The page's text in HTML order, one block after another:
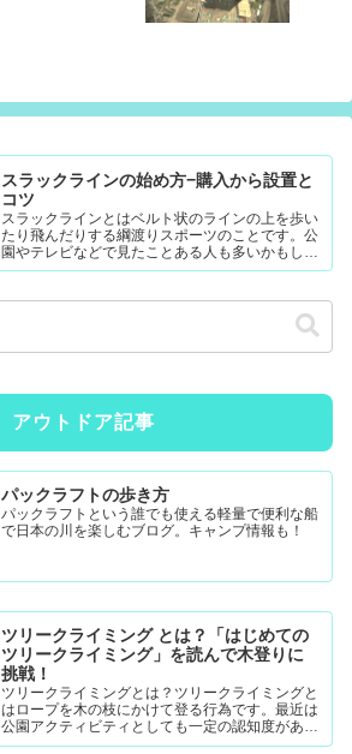
スラックラインの始め方−購入から設置と
コツ
スラックラインとはベルト状のラインの上を歩い
たり飛んだりする綱渡りスポーツのことです。公
園やテレビなどで見たことある人も多いかもしれ
ません。難易度調整が簡単なので幼児から大人ま
アウトドア記事
パックラフトの歩き方
パックラフトという誰でも使える軽量で便利な船
で日本の川を楽しむブログ。キャンプ情報も！
ツリークライミング とは？「はじめての
ツリークライミング」を読んで木登りに
挑戦！
ツリークライミングとは？ツリークライミングと
はロープを木の枝にかけて登る行為です。最近は
公園アクティビティとしても一定の認知度がある
模様。DRTダブルドロープテクニック(MRS-ム...